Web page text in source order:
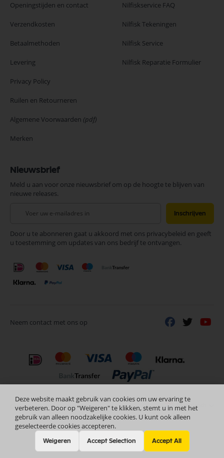
Openingstijden en contact
Verzendkosten
Betaalmethoden
Levering
Privacy Policy
Ruilen en Retourneren
Algemene Voorwaarden (pdf)
Merken
Nilfiskservice FAQ
Nilfisk Tekeningen
Nilfisk Service
Nilfisk Reparatie Formulier
Nieuwsbrief
Meld u aan voor onze nieuwsbrief om op de hoogte te blijven van
nieuwe releases.
onze
nieuwsbrief
Inschrijven
Door u te abonneren gaat u akkoord met ons privacybeleid en geeft
u toestemming om updates van ons bedrijf te ontvangen.
Neem contact met ons op
Deze website maakt gebruik van cookies om uw ervaring te
verbeteren. Door op "Weigeren" te klikken, stemt u in met het
gebruik van alleen noodzakelijke cookies. U kunt ook alleen
geselecteerde cookies accepteren.
Weigeren Accept Selection Accept All
Copyright © 2024 Selectra Hengelo Nederlands